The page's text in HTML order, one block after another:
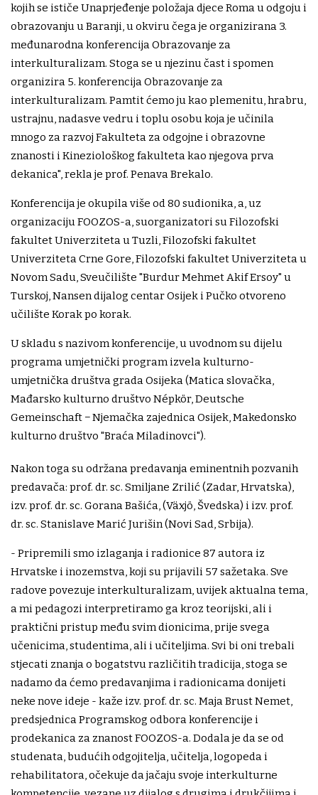
kojih se ističe Unaprjeđenje položaja djece Roma u odgoju i
obrazovanju u Baranji, u okviru čega je organizirana 3.
međunarodna konferencija Obrazovanje za
interkulturalizam. Stoga se u njezinu čast i spomen
organizira 5. konferencija Obrazovanje za
interkulturalizam. Pamtit ćemo ju kao plemenitu, hrabru,
ustrajnu, nadasve vedru i toplu osobu koja je učinila
mnogo za razvoj Fakulteta za odgojne i obrazovne
znanosti i Kineziološkog fakulteta kao njegova prva
dekanica", rekla je prof. Penava Brekalo.
Konferencija je okupila više od 80 sudionika, a, uz
organizaciju FOOZOS-a, suorganizatori su Filozofski
fakultet Univerziteta u Tuzli, Filozofski fakultet
Univerziteta Crne Gore, Filozofski fakultet Univerziteta u
Novom Sadu, Sveučilište "Burdur Mehmet Akif Ersoy" u
Turskoj, Nansen dijalog centar Osijek i Pučko otvoreno
učilište Korak po korak.
U skladu s nazivom konferencije, u uvodnom su dijelu
programa umjetnički program izvela kulturno-
umjetnička društva grada Osijeka (Matica slovačka,
Mađarsko kulturno društvo Népkör, Deutsche
Gemeinschaft − Njemačka zajednica Osijek, Makedonsko
kulturno društvo "Braća Miladinovci").
Nakon toga su održana predavanja eminentnih pozvanih
predavača: prof. dr. sc. Smiljane Zrilić (Zadar, Hrvatska),
izv. prof. dr. sc. Gorana Bašića, (Växjö, Švedska) i izv. prof.
dr. sc. Stanislave Marić Jurišin (Novi Sad, Srbija).
- Pripremili smo izlaganja i radionice 87 autora iz
Hrvatske i inozemstva, koji su prijavili 57 sažetaka. Sve
radove povezuje interkulturalizam, uvijek aktualna tema,
a mi pedagozi interpretiramo ga kroz teorijski, ali i
praktični pristup među svim dionicima, prije svega
učenicima, studentima, ali i učiteljima. Svi bi oni trebali
stjecati znanja o bogatstvu različitih tradicija, stoga se
nadamo da ćemo predavanjima i radionicama donijeti
neke nove ideje - kaže izv. prof. dr. sc. Maja Brust Nemet,
predsjednica Programskog odbora konferencije i
prodekanica za znanost FOOZOS-a. Dodala je da se od
studenata, budućih odgojitelja, učitelja, logopeda i
rehabilitatora, očekuje da jačaju svoje interkulturne